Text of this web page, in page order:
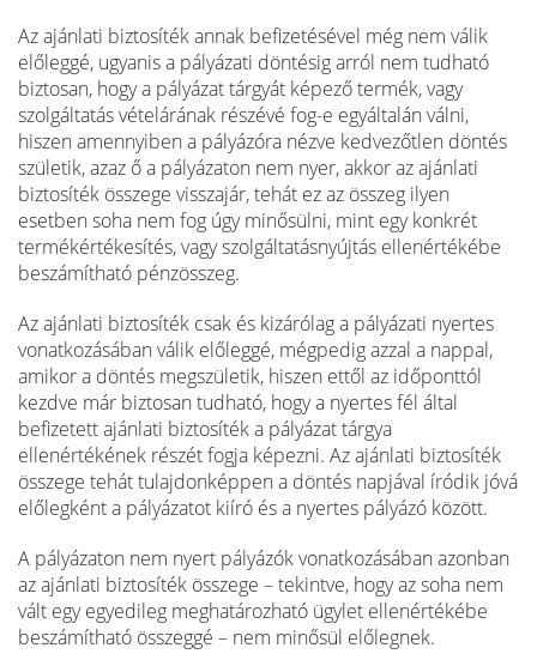
Az ajánlati biztosíték annak befizetésével még nem válik
előleggé, ugyanis a pályázati döntésig arról nem tudható
biztosan, hogy a pályázat tárgyát képező termék, vagy
szolgáltatás vételárának részévé fog-e egyáltalán válni,
hiszen amennyiben a pályázóra nézve kedvezőtlen döntés
születik, azaz ő a pályázaton nem nyer, akkor az ajánlati
biztosíték összege visszajár, tehát ez az összeg ilyen
esetben soha nem fog úgy minősülni, mint egy konkrét
termékértékesítés, vagy szolgáltatásnyújtás ellenértékébe
beszámítható pénzösszeg.
Az ajánlati biztosíték csak és kizárólag a pályázati nyertes
vonatkozásában válik előleggé, mégpedig azzal a nappal,
amikor a döntés megszületik, hiszen ettől az időponttól
kezdve már biztosan tudható, hogy a nyertes fél által
befizetett ajánlati biztosíték a pályázat tárgya
ellenértékének részét fogja képezni. Az ajánlati biztosíték
összege tehát tulajdonképpen a döntés napjával íródik jóvá
előlegként a pályázatot kiíró és a nyertes pályázó között.
A pályázaton nem nyert pályázók vonatkozásában azonban
az ajánlati biztosíték összege – tekintve, hogy az soha nem
vált egy egyedileg meghatározható ügylet ellenértékébe
beszámítható összeggé – nem minősül előlegnek.